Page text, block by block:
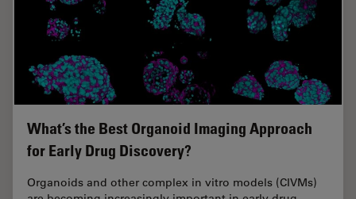
What’s the Best Organoid Imaging Approach
for Early Drug Discovery?
Organoids and other complex in vitro models (CIVMs)